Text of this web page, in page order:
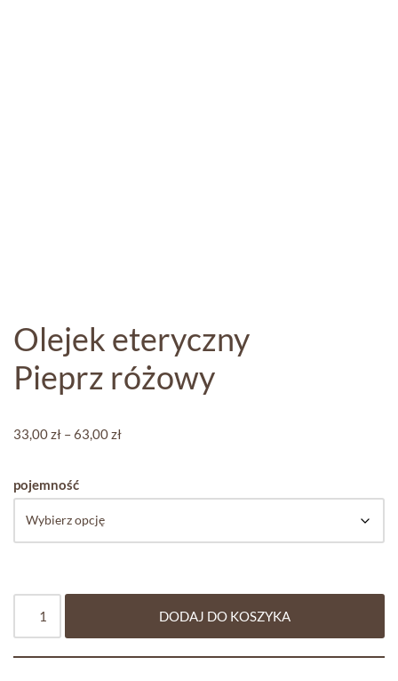
Olejek eteryczny
Pieprz różowy
33,00zł –63,00zł
pojemność
DODAJ DO KOSZYKA